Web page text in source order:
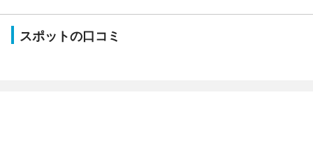
スポットの口コミ